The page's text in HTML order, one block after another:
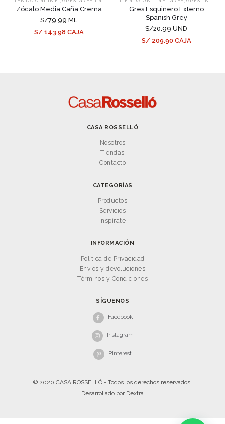
Zócalo Media Caña Crema
S/79.99 ML
S/ 143.98 CAJA
Gres Esquinero Externo
Spanish Grey
S/20.99 UND
S/ 209.90 CAJA
CASA ROSSELLÓ
Nosotros
Tiendas
Contacto
CATEGORÍAS
Productos
Servicios
Inspírate
INFORMACIÓN
Política de Privacidad
Envíos y devoluciones
Términos y Condiciones
SÍGUENOS
Facebook
Instagram
Pinterest
© 2020 CASA ROSSELLÓ - Todos los derechos reservados.
Desarrollado por Dextra